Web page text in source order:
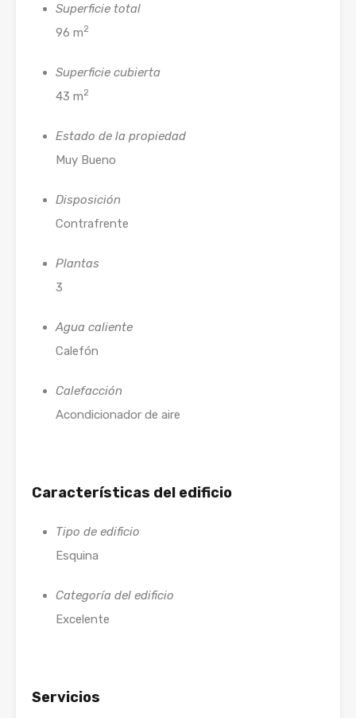
Superficie total
96 m2
Superficie cubierta
43 m2
Estado de la propiedad
Muy Bueno
Disposición
Contrafrente
Plantas
3
Agua caliente
Calefón
Calefacción
Acondicionador de aire
Características del edificio
Tipo de edificio
Esquina
Categoría del edificio
Excelente
Servicios